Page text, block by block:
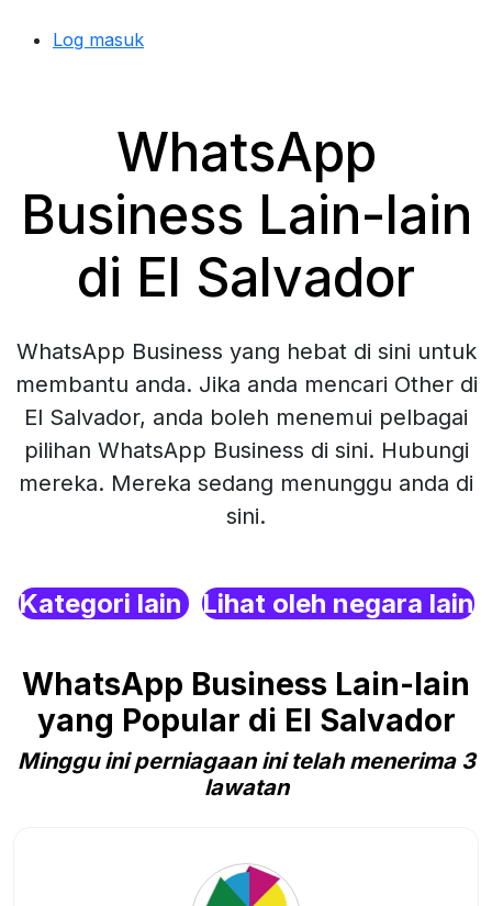
Log masuk
WhatsApp
Business Lain-lain
di El Salvador
WhatsApp Business yang hebat di sini untuk
membantu anda. Jika anda mencari Other di
El Salvador, anda boleh menemui pelbagai
pilihan WhatsApp Business di sini. Hubungi
mereka. Mereka sedang menunggu anda di
sini.
Kategori lain Lihat oleh negara lain
WhatsApp Business Lain-lain
yang Popular di El Salvador
Minggu ini perniagaan ini telah menerima 3
lawatan